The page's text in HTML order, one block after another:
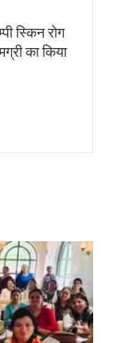
स्किन रोग
का किया